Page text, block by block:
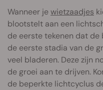
Wanneer jewietzaadjes
blootstelt aan een
de eerste tekenen dat de
de eerste stadia van de
veel bladeren. Deze zijn
de groei aan te drijven.
de beperkte lichtcyclus